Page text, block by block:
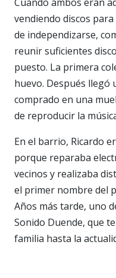
vendiendo discos
de independizarse,
reunir suficientes
puesto. La primera
huevo. Después llegó
comprado en una
de reproducir la
En el barrio, Ricardo
porque reparaba
vecinos y realizaba
el primer nombre del
Años más tarde, uno
Sonido Duende, que
familia hasta la